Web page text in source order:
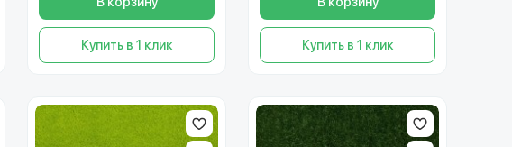
Купить в 1 клик Купить в 1 клик